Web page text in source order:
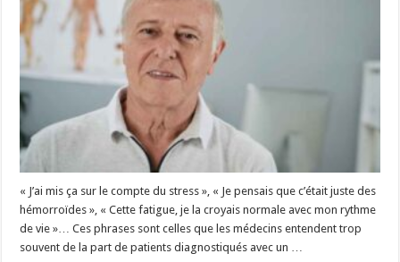
« J’ai mis ça sur le compte du stress », « Je pensais que c’était juste des
hémorroïdes », « Cette fatigue, je la croyais normale avec mon rythme
de vie »… Ces phrases sont celles que les médecins entendent trop
souvent de la part de patients diagnostiqués avec un …